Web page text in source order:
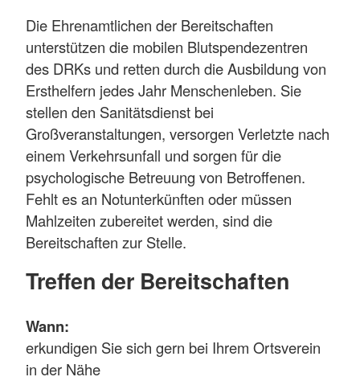
Die Ehrenamtlichen der Bereitschaften
unterstützen die mobilen Blutspendezentren
des DRKs und retten durch die Ausbildung von
Ersthelfern jedes Jahr Menschenleben. Sie
stellen den Sanitätsdienst bei
Großveranstaltungen, versorgen Verletzte nach
einem Verkehrsunfall und sorgen für die
psychologische Betreuung von Betroffenen.
Fehlt es an Notunterkünften oder müssen
Mahlzeiten zubereitet werden, sind die
Bereitschaften zur Stelle.
Treffen der Bereitschaften
Wann:
erkundigen Sie sich gern bei Ihrem Ortsverein
in der Nähe